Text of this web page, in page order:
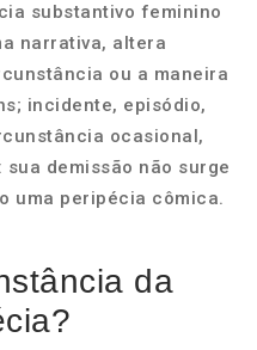
substantivo feminino
narrativa, altera
ou a maneira
incidente, episódio,
ocasional,
demissão não surge
uma peripécia cômica.
da